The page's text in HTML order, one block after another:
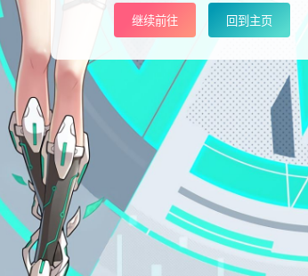
继续前往 回到主页